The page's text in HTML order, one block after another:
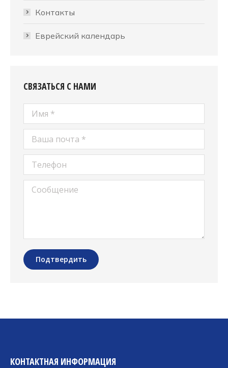
Контакты
Еврейский календарь
СВЯЗАТЬСЯ С НАМИ
Имя *
Ваша почта *
Телефон
Сообщение
Подтвердить
КОНТАКТНАЯ ИНФОРМАЦИЯ